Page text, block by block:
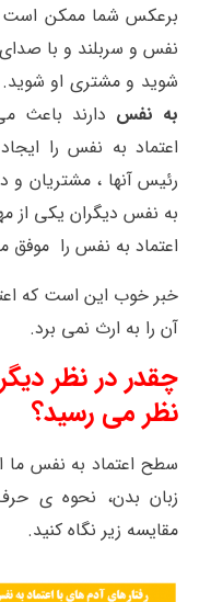
برعکس شما ممکن است
نفس و سربلند و با
شوید و مشتری او
به نفس دارند باعث
اعتماد به نفس را
رئیس آنها ، مشتریان و
به نفس دیگران یکی از
اعتماد به نفس را موفق
خبر خوب این است که
آن را به ارث نمی برد.
چقدر در نظر
نظر می رسید؟
سطح اعتماد به نفس
زبان بدن، نحوه ی
مقایسه زیر نگاه کنید.